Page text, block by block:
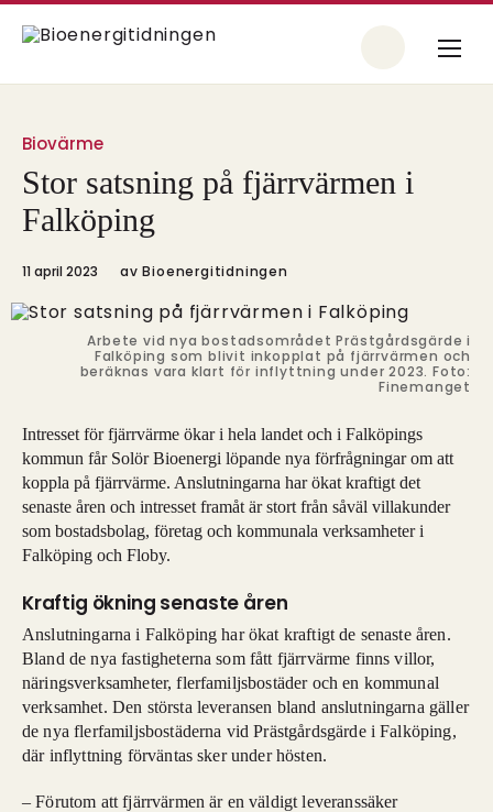
Biovärme
Stor satsning på fjärrvärmen i
Falköping
11 april 2023 av Bioenergitidningen
Arbete vid nya bostadsområdet Prästgårdsgärde i
Falköping som blivit inkopplat på fjärrvärmen och
beräknas vara klart för inflyttning under 2023. Foto:
Finemanget
Intresset för fjärrvärme ökar i hela landet och i Falköpings
kommun får Solör Bioenergi löpande nya förfrågningar om att
koppla på fjärrvärme. Anslutningarna har ökat kraftigt det
senaste åren och intresset framåt är stort från såväl villakunder
som bostadsbolag, företag och kommunala verksamheter i
Falköping och Floby.
Kraftig ökning senaste åren
Anslutningarna i Falköping har ökat kraftigt de senaste åren.
Bland de nya fastigheterna som fått fjärrvärme finns villor,
näringsverksamheter, flerfamiljsbostäder och en kommunal
verksamhet. Den största leveransen bland anslutningarna gäller
de nya flerfamiljsbostäderna vid Prästgårdsgärde i Falköping,
där inflyttning förväntas sker under hösten.
– Förutom att fjärrvärmen är en väldigt leveranssäker